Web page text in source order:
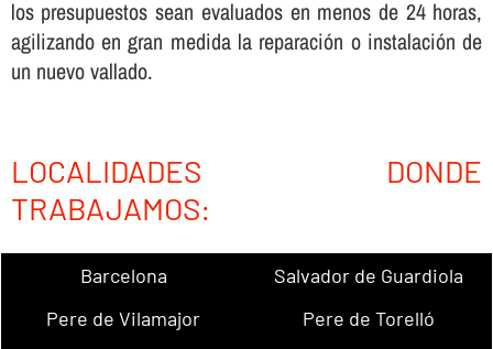
los presupuestos sean evaluados en menos de 24 horas,
agilizando en gran medida la reparación o instalación de
un nuevo vallado.
LOCALIDADES DONDE
TRABAJAMOS:
Barcelona
Salvador de Guardiola
Pere de Vilamajor
Pere de Torelló